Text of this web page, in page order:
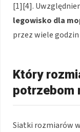
[1][4].
legowisko dla
przez wiele
Który
potrzebom
Siatki rozmiarów